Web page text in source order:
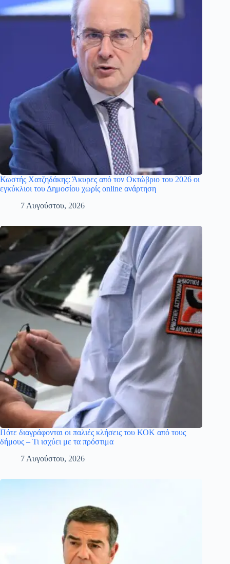
Κωστής Χατζηδάκης: Άκυρες από τον Οκτώβριο του 2026 οι
εγκύκλιοι του Δημοσίου χωρίς online ανάρτηση
7 Αυγούστου, 2026
Πότε διαγράφονται οι παλιές κλήσεις του ΚΟΚ από τους
δήμους – Τι ισχύει με τα πρόστιμα
7 Αυγούστου, 2026